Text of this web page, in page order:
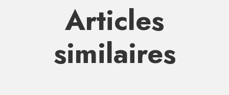
Articles
similaires